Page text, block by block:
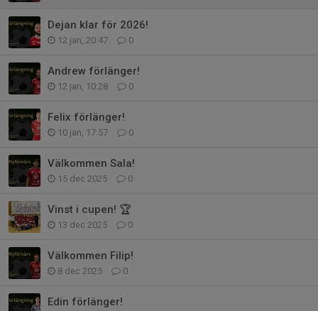
Dejan klar för 2026!
12 jan, 20:47 0
Andrew förlänger!
12 jan, 10:28 0
Felix förlänger!
10 jan, 17:57 0
Välkommen Sala!
15 dec 2025 0
Vinst i cupen! 🏆
13 dec 2025 0
Välkommen Filip!
8 dec 2025 0
Edin förlänger!